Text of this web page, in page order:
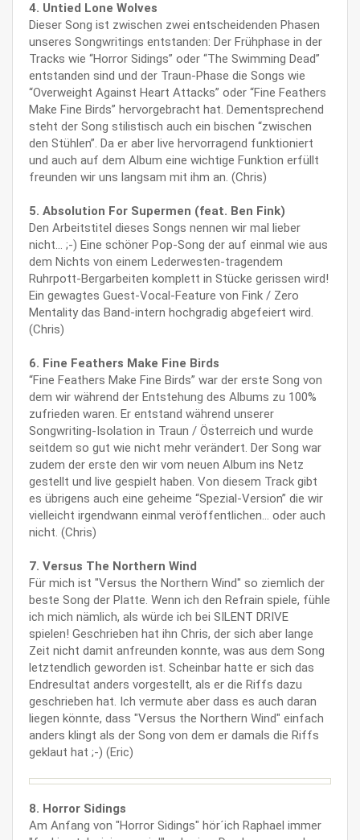
4. Untied Lone Wolves
Dieser Song ist zwischen zwei entscheidenden Phasen
unseres Songwritings entstanden: Der Frühphase in der
Tracks wie “Horror Sidings” oder “The Swimming Dead”
entstanden sind und der Traun-Phase die Songs wie
“Overweight Against Heart Attacks” oder “Fine Feathers
Make Fine Birds” hervorgebracht hat. Dementsprechend
steht der Song stilistisch auch ein bischen “zwischen
den Stühlen”. Da er aber live hervorragend funktioniert
und auch auf dem Album eine wichtige Funktion erfüllt
freunden wir uns langsam mit ihm an. (Chris)
5. Absolution For Supermen (feat. Ben Fink)
Den Arbeitstitel dieses Songs nennen wir mal lieber
nicht… ;-) Eine schöner Pop-Song der auf einmal wie aus
dem Nichts von einem Lederwesten-tragendem
Ruhrpott-Bergarbeiten komplett in Stücke gerissen wird!
Ein gewagtes Guest-Vocal-Feature von Fink / Zero
Mentality das Band-intern hochgradig abgefeiert wird.
(Chris)
6. Fine Feathers Make Fine Birds
“Fine Feathers Make Fine Birds” war der erste Song von
dem wir während der Entstehung des Albums zu 100%
zufrieden waren. Er entstand während unserer
Songwriting-Isolation in Traun / Österreich und wurde
seitdem so gut wie nicht mehr verändert. Der Song war
zudem der erste den wir vom neuen Album ins Netz
gestellt und live gespielt haben. Von diesem Track gibt
es übrigens auch eine geheime “Spezial-Version” die wir
vielleicht irgendwann einmal veröffentlichen… oder auch
nicht. (Chris)
7. Versus The Northern Wind
Für mich ist "Versus the Northern Wind" so ziemlich der
beste Song der Platte. Wenn ich den Refrain spiele, fühle
ich mich nämlich, als würde ich bei SILENT DRIVE
spielen! Geschrieben hat ihn Chris, der sich aber lange
Zeit nicht damit anfreunden konnte, was aus dem Song
letztendlich geworden ist. Scheinbar hatte er sich das
Endresultat anders vorgestellt, als er die Riffs dazu
geschrieben hat. Ich vermute aber dass es auch daran
liegen könnte, dass "Versus the Northern Wind" einfach
anders klingt als der Song von dem er damals die Riffs
geklaut hat ;-) (Eric)
8. Horror Sidings
Am Anfang von "Horror Sidings" hör´ich Raphael immer